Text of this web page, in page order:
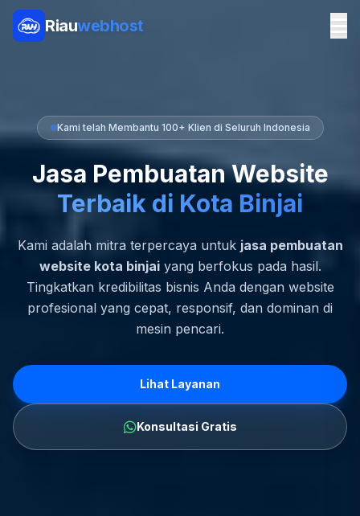
Riauwebhost
Kami telah Membantu 100+ Klien di Seluruh Indonesia
Jasa Pembuatan Website
Terbaik di Kota Binjai
Kami adalah mitra terpercaya untuk jasa pembuatan
website kota binjaiyang berfokus pada hasil.
Tingkatkan kredibilitas bisnis Anda dengan website
profesional yang cepat, responsif, dan dominan di
mesin pencari.
Lihat Layanan
Konsultasi Gratis